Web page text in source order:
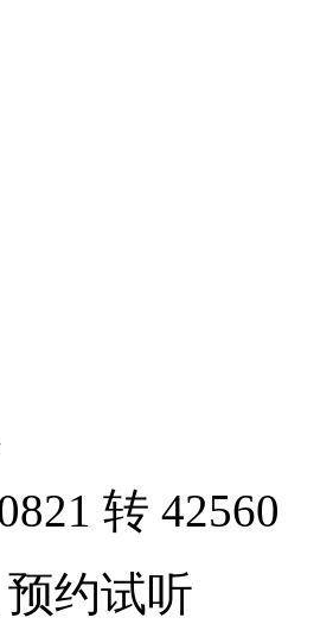
转 42560
预约试听